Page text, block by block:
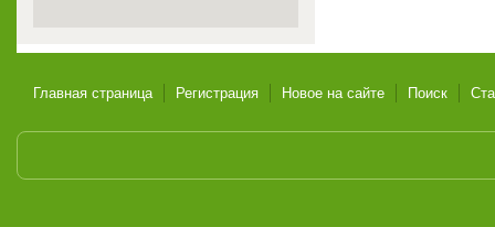
Главная страница Регистрация Новое на сайте Поиск